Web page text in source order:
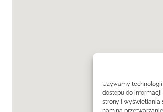
Używamy
dostępu do
strony i wyświetlania
nam na